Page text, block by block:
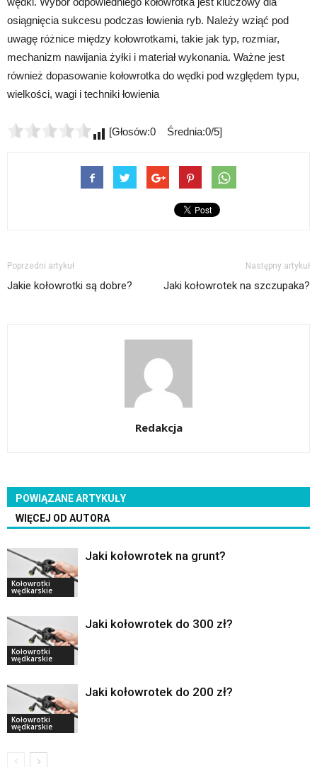
osiągnięcia sukcesu podczas łowienia ryb. Należy wziąć pod
uwagę różnice między kołowrotkami, takie jak typ, rozmiar,
mechanizm nawijania żyłki i materiał wykonania. Ważne jest
również dopasowanie kołowrotka do wędki pod względem typu,
wielkości, wagi i techniki łowienia
[Głosów:0 Średnia:0/5]
Poprzedni artykuł
Jakie kołowrotki są dobre?
Następny artykuł
Jaki kołowrotek na szczupaka?
Redakcja
POWIĄZANE ARTYKUŁY
WIĘCEJ OD AUTORA
Kołowrotki
wędkarskie
Jaki kołowrotek na grunt?
Kołowrotki
wędkarskie
Jaki kołowrotek do 300 zł?
Kołowrotki
wędkarskie
Jaki kołowrotek do 200 zł?